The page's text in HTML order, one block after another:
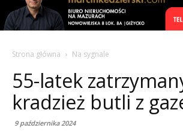
Strona główna Na sygnale
55-latek
kradzież butli z
9 października 2024